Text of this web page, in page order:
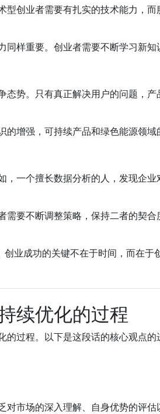
创业者需要有扎实的技术能力，
样重要。创业者需要不断学习新知
势。只有真正解决用户的问题，
增强，可持续产品和绿色能源领域
一个擅长数据分析的人，发现企
要不断调整策略，保持二者的契
业成功的关键不在于时间，而在于
续优化的过程
过程。以下是这段话的核心观点的
市场的深入理解、自身优势的评